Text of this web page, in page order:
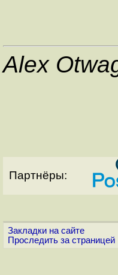
Alex
Партнёры:
Закладки на сайте
Проследить за страницей